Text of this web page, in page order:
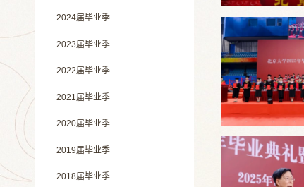
2024届毕业季
2023届毕业季
2022届毕业季
2021届毕业季
2020届毕业季
2019届毕业季
2018届毕业季